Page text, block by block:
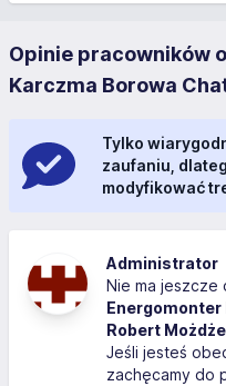
Opinie pracowników
Karczma Borowa
Tylko
zaufaniu,
modyfikować
Administrator
Nie ma jeszcze
Energomonter
Robert
Jeśli jesteś
zachęcamy do